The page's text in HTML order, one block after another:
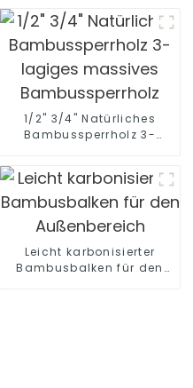
Sperrholz für Möbel und
Dekoration
1/2" 3/4" Natürliches
Bambussperrholz 3-
Leicht karbonisierter
Bambusbalken für den